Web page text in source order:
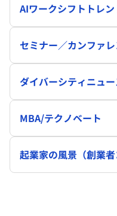
AIワークシフトトレ
セミナー／カンファ
ダイバーシティニュ
MBA/テクノベート
起業家の風景（創業者